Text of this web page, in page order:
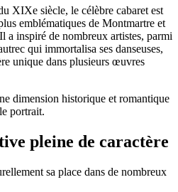
XIXe siècle, le célèbre cabaret est
emblématiques de Montmartre et
a inspiré de nombreux artistes, parmi
qui immortalisa ses danseuses,
unique dans plusieurs œuvres
dimension historique et romantique
portrait.
pleine de caractère
sa place dans de nombreux